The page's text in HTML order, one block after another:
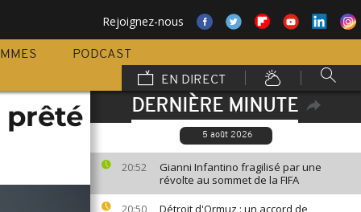
Rejoignez-nous
PODCAST
EN DIRECT
DERNIÈRE MINUTE
5 août 2026
20:52
Gianni Infantino fragilisé par une
révolte au sommet de la FIFA
20:50
Détroit d'Ormuz : un accord de
prêté